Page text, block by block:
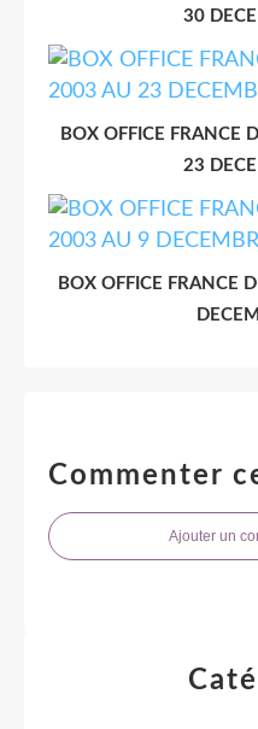
30
BOX OFFICE FRANCE
23
BOX OFFICE FRANCE
Commenter
Ajouter un